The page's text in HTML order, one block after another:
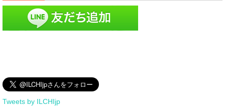
Tweets by ILCHIjp